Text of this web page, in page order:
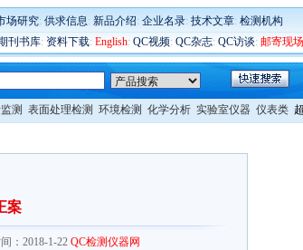
场研究: 供求信息: 新品介绍: 企业名录: 技术文章: 检测机构
刊书库: 资料下载: English: QC视频: QC杂志: QC访谈: 邮寄现场
测 表面处理检测 环境检测 化学分析 实验室仪器 仪表类
案
：2018-1-22 QC检测仪器网